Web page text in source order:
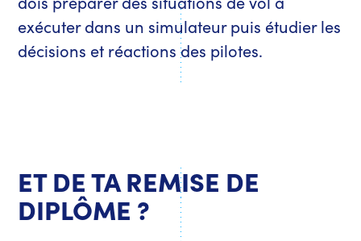
exécuter dans un simulateur puis étudier les
décisions et réactions des pilotes.
ET DE TA REMISE DE
DIPLÔME ?